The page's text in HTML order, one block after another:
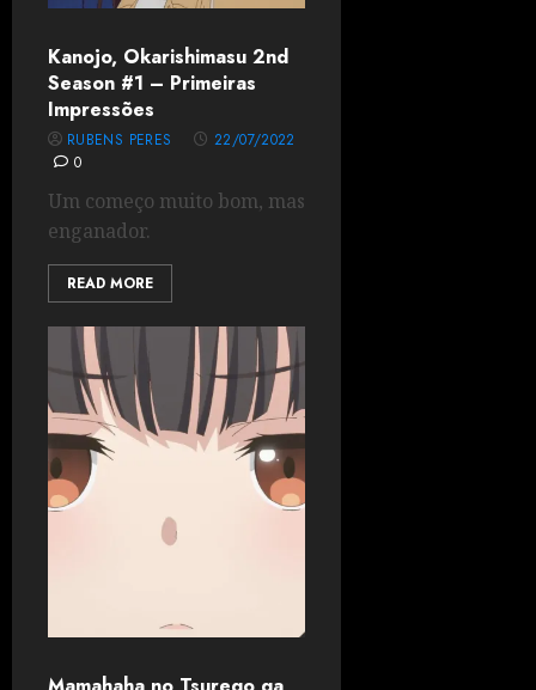
Kanojo, Okarishimasu 2nd
Season #1 – Primeiras
Impressões
RUBENS PERES
22/07/2022
0
Um começo muito bom, mas
enganador.
READ MORE